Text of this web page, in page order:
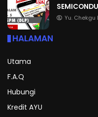
Yu. Chekgu
HALAMAN
Utama
F.A.Q
Hubungi
Kredit AYU